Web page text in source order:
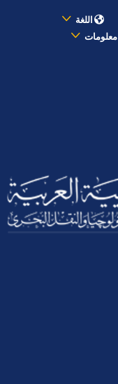
اللغة
معلومات